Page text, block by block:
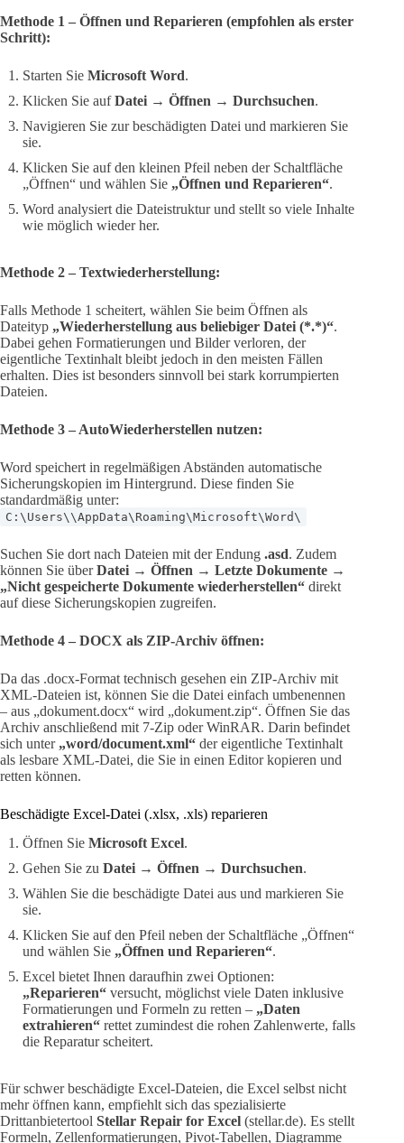
Methode 1 – Öffnen und Reparieren (empfohlen als erster
Schritt):
Starten Sie Microsoft Word.
Klicken Sie aufDatei → Öffnen → Durchsuchen.
Navigieren Sie zur beschädigten Datei und markieren Sie
sie.
Klicken Sie auf den kleinen Pfeil neben der Schaltfläche
„Öffnen“ und wählen Sie „Öffnen und Reparieren“.
Word analysiert die Dateistruktur und stellt so viele Inhalte
wie möglich wieder her.
Methode 2 – Textwiederherstellung:
Falls Methode 1 scheitert, wählen Sie beim Öffnen als
Dateityp „Wiederherstellung aus beliebiger Datei (*.*)“.
Dabei gehen Formatierungen und Bilder verloren, der
eigentliche Textinhalt bleibt jedoch in den meisten Fällen
erhalten. Dies ist besonders sinnvoll bei stark korrumpierten
Dateien.
Methode 3 – AutoWiederherstellen nutzen:
Word speichert in regelmäßigen Abständen automatische
Sicherungskopien im Hintergrund. Diese finden Sie
standardmäßig unter:
C:\Users\\AppData\Roaming\Microsoft\Word\
Suchen Sie dort nach Dateien mit der Endung .asd. Zudem
können Sie überDatei → Öffnen → Letzte Dokumente →
„Nicht gespeicherte Dokumente wiederherstellen“ direkt
auf diese Sicherungskopien zugreifen.
Methode 4 – DOCX als ZIP-Archiv öffnen:
Da das .docx-Format technisch gesehen ein ZIP-Archiv mit
XML-Dateien ist, können Sie die Datei einfach umbenennen
– aus „dokument.docx“ wird „dokument.zip“. Öffnen Sie das
Archiv anschließend mit 7-Zip oder WinRAR. Darin befindet
sich unter „word/document.xml“ der eigentliche Textinhalt
als lesbare XML-Datei, die Sie in einen Editor kopieren und
retten können.
Beschädigte Excel-Datei (.xlsx, .xls) reparieren
Öffnen Sie Microsoft Excel.
Gehen Sie zu Datei → Öffnen → Durchsuchen.
Wählen Sie die beschädigte Datei aus und markieren Sie
sie.
Klicken Sie auf den Pfeil neben der Schaltfläche „Öffnen“
und wählen Sie „Öffnen und Reparieren“.
Excel bietet Ihnen daraufhin zwei Optionen:
„Reparieren“ versucht, möglichst viele Daten inklusive
Formatierungen und Formeln zu retten – „Daten
extrahieren“ rettet zumindest die rohen Zahlenwerte, falls
die Reparatur scheitert.
Für schwer beschädigte Excel-Dateien, die Excel selbst nicht
mehr öffnen kann, empfiehlt sich das spezialisierte
Drittanbietertool Stellar Repair for Excel (stellar.de). Es stellt
Formeln, Zellenformatierungen, Pivot-Tabellen, Diagramme